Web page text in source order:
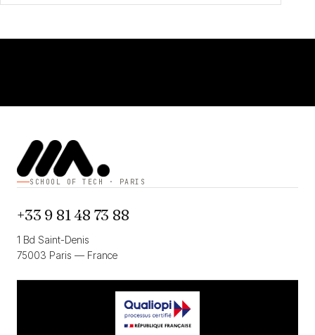
SCHOOL OF TECH · PARIS
+33 9 81 48 73 88
1 Bd Saint-Denis
75003 Paris — France